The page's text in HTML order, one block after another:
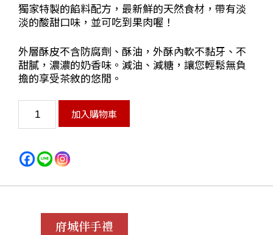
獨家特製的餡料配方，最新鮮的天然食材，帶有淡
淡的酸甜口味，並可吃到果肉喔！
外層酥皮不含防腐劑、酥油，外酥內軟不黏牙、不
甜膩，濃濃的奶香味。減油、減糖 ，讓您輕鬆無負
擔的享受茶敘的悠閒。
加入購物車
府城伴手禮